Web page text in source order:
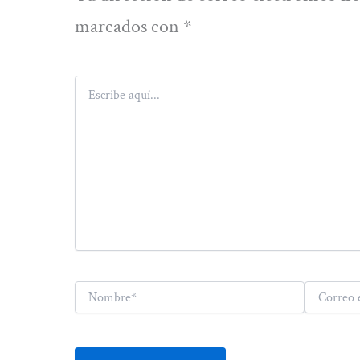
marcados con *
Escribe
aquí...
Nombre*
Correo
electrónico*